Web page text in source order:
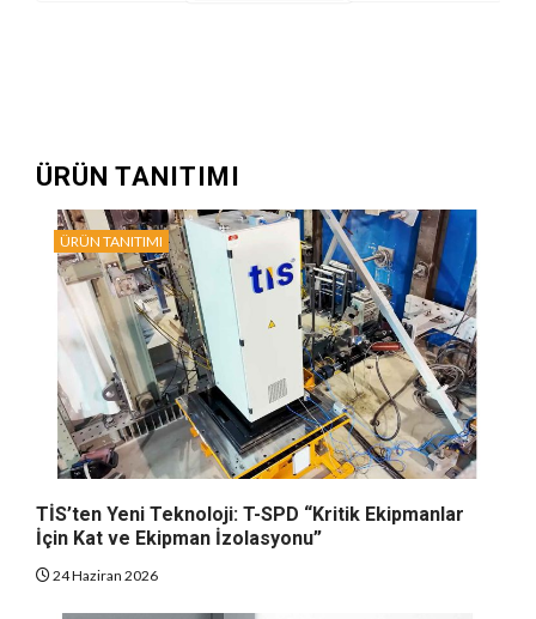
ÜRÜN TANITIMI
ÜRÜN TANITIMI
TİS’ten Yeni Teknoloji: T-SPD “Kritik Ekipmanlar
İçin Kat ve Ekipman İzolasyonu”
24 Haziran 2026